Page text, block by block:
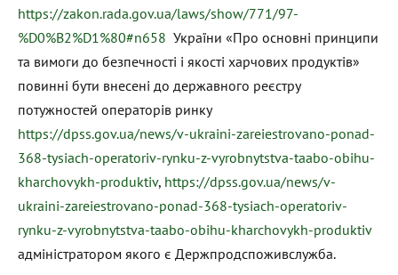
https://zakon.rada.gov.ua/laws/show/771/97-
%D0%B2%D1%80#n658 України «Про основні принципи
та вимоги до безпечності і якості харчових продуктів»
повинні бути внесені до державного реєстру
потужностей операторів ринку
https://dpss.gov.ua/news/v-ukraini-zareiestrovano-ponad-
368-tysiach-operatoriv-rynku-z-vyrobnytstva-taabo-obihu-
kharchovykh-produktiv, https://dpss.gov.ua/news/v-
ukraini-zareiestrovano-ponad-368-tysiach-operatoriv-
rynku-z-vyrobnytstva-taabo-obihu-kharchovykh-produktiv
адміністратором якого є Держпродспоживслужба.